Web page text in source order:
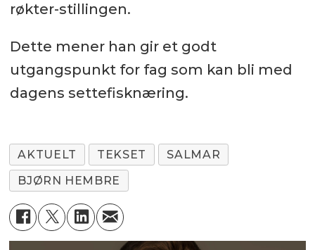
røkter-stillingen.
Dette mener han gir et godt
utgangspunkt for fag som kan bli med
dagens settefisknæring.
AKTUELT TEKSET
SALMAR
BJØRN HEMBRE